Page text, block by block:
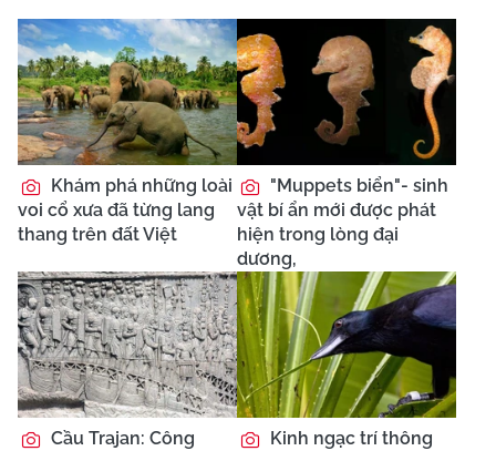
Khám phá những loài
voi cổ xưa đã từng lang
thang trên đất Việt
"Muppets biển"- sinh
vật bí ẩn mới được phát
hiện trong lòng đại
dương,
Cầu Trajan: Công
Kinh ngạc trí thông